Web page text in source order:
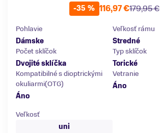
-35 %
179,95 €
116,97 €
Pohlavie
Dámske
Veľkosť rámu
Stredné
Počet sklíčok
Dvojité sklíčka
Typ sklíčok
Torické
Kompatibilné s dioptrickými
okuliarmi(OTG)
Áno
Vetranie
Áno
Veľkosť
uni